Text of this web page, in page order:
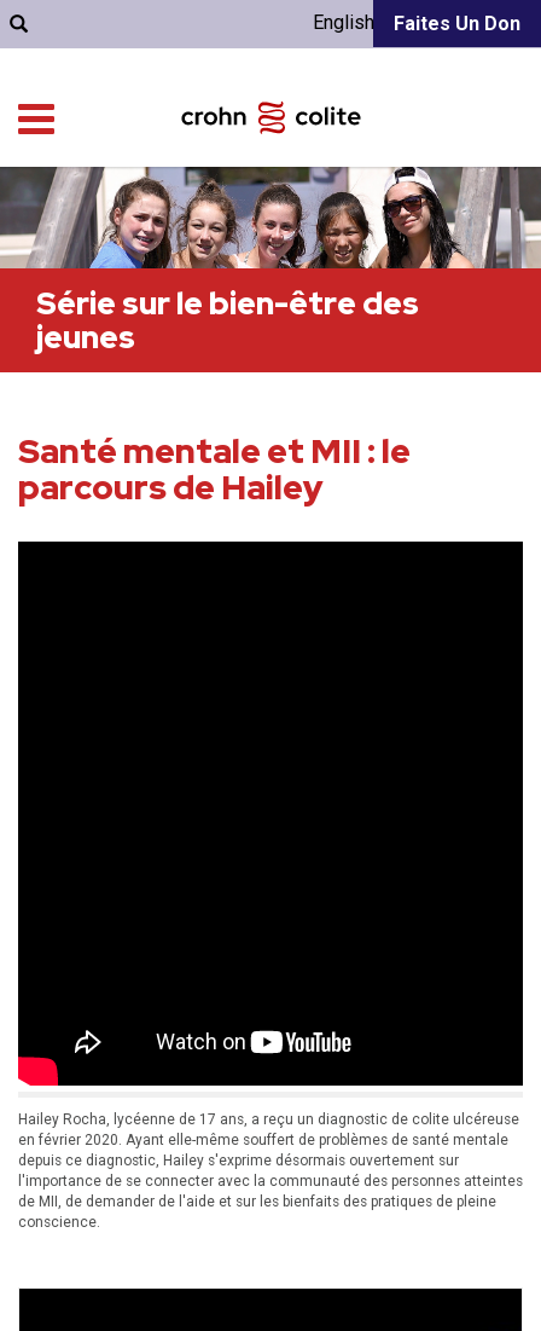
Faites Un Don
English
Série sur le bien-être des
jeunes
Santé mentale et MII : le
parcours de Hailey
Hailey Rocha, lycéenne de 17 ans, a reçu un diagnostic de colite ulcéreuse
en février 2020. Ayant elle-même souffert de problèmes de santé mentale
depuis ce diagnostic, Hailey s'exprime désormais ouvertement sur
l'importance de se connecter avec la communauté des personnes atteintes
de MII, de demander de l'aide et sur les bienfaits des pratiques de pleine
conscience.